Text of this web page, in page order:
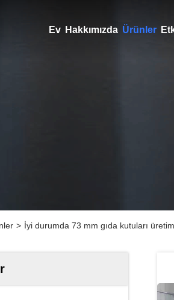
Ev Hakkımızda Ürünler
> İyi durumda 73 mm gıda kutuları